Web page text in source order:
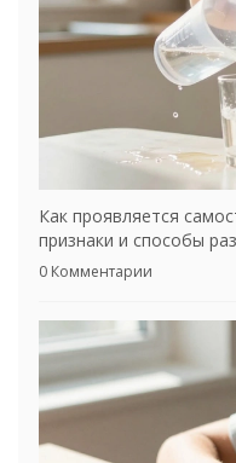
Как проявляется
признаки и способы
0 Комментарии